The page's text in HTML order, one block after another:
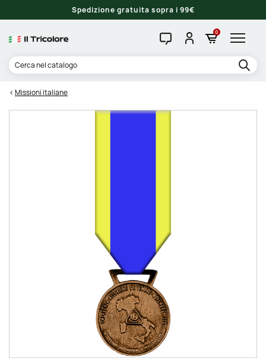
Spedizione gratuita sopra i 99€
0
Missioni italiane